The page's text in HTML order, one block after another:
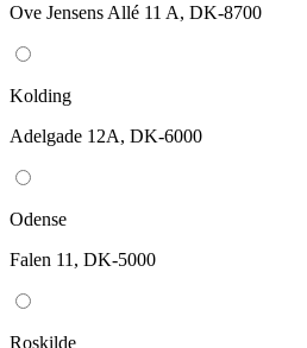
Ove Jensens Allé 11 A, DK-8700
Kolding
Adelgade 12A, DK-6000
Odense
Falen 11, DK-5000
Roskilde